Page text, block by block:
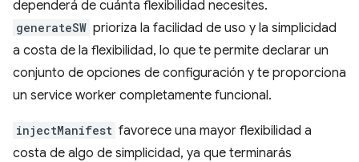
dependerá de cuánta flexibilidad necesites.
generateSW prioriza la facilidad de uso y la simplicidad
a costa de la flexibilidad, lo que te permite declarar un
conjunto de opciones de configuración y te proporciona
un service worker completamente funcional.
injectManifest favorece una mayor flexibilidad a
costa de algo de simplicidad, ya que terminarás